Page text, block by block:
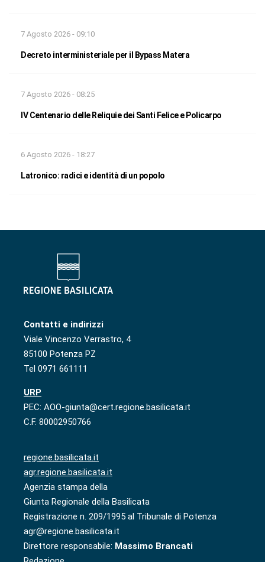
7 Agosto 2026 - 09:10
Decreto interministeriale per il Bypass Matera
7 Agosto 2026 - 08:25
IV Centenario delle Reliquie dei Santi Felice e Policarpo
6 Agosto 2026 - 18:27
Latronico: radici e identità di un popolo
Contatti e indirizzi
Viale Vincenzo Verrastro, 4
85100 Potenza PZ
Tel 0971 661111
URP
PEC: AOO-giunta@cert.regione.basilicata.it
C.F. 80002950766
regione.basilicata.it
agr.regione.basilicata.it
Agenzia stampa della
Giunta Regionale della Basilicata
Registrazione n. 209/1995 al Tribunale di Potenza
agr@regione.basilicata.it
Direttore responsabile: Massimo Brancati